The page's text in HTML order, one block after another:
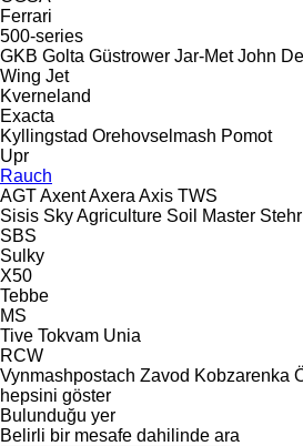
Ferrari
500-series
GKB Golta Güstrower Jar-Met John
Wing Jet
Kverneland
Exacta
Kyllingstad Orehovselmash Pomot
Upr
Rauch
AGTAxentAxera Axis TWS
Sisis Sky Agriculture Soil Master Stehr
SBS
Sulky
X50
Tebbe
MS
Tive Tokvam Unia
RCW
Vynmashpostach Zavod Kobzarenka
hepsini göster
Bulunduğu yer
Belirli bir mesafe dahilinde ara